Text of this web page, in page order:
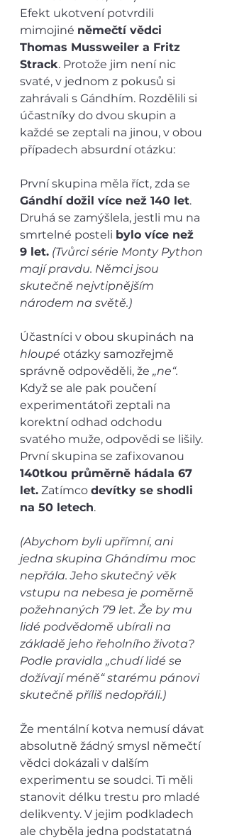
Efekt ukotvení potvrdili
mimojiné němečtí vědci
Thomas Mussweiler a Fritz
Strack. Protože jim není nic
svaté, v jednom z pokusů si
zahrávali s Gándhím. Rozdělili si
účastníky do dvou skupin a
každé se zeptali na jinou, v obou
případech absurdní otázku:
První skupina měla říct, zda se
Gándhí dožil více než 140 let.
Druhá se zamýšlela, jestli mu na
smrtelné posteli bylo více než
9 let. (Tvůrci série Monty Python
mají pravdu. Němci jsou
skutečně nejvtipnějším
národem na světě.)
Účastníci v obou skupinách na
hloupé otázky samozřejmě
správně odpověděli, že „ne“.
Když se ale pak poučení
experimentátoři zeptali na
korektní odhad odchodu
svatého muže, odpovědi se lišily.
První skupina se zafixovanou
140tkou průměrně hádala 67
let. Zatímco devítky se shodli
na 50 letech.
(Abychom byli upřímní, ani
jedna skupina Ghándímu moc
nepřála. Jeho skutečný věk
vstupu na nebesa je poměrně
požehnaných 79 let. Že by mu
lidé podvědomě ubírali na
základě jeho řeholního života?
Podle pravidla „chudí lidé se
dožívají méně“ starému pánovi
skutečně příliš nedopřáli.)
Že mentální kotva nemusí dávat
absolutně žádný smysl němečtí
vědci dokázali v dalším
experimentu se soudci. Ti měli
stanovit délku trestu pro mladé
delikventy. V jejim podkladech
ale chyběla jedna podstatatná